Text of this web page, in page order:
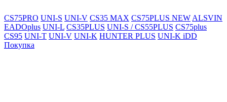
CS75PRO UNI-S UNI-V CS35 MAX CS75PLUS NEW ALSVIN
EADOplus UNI-L CS35PLUS UNI-S / CS55PLUS CS75plus
CS95 UNI-T UNI-V UNI-K HUNTER PLUS UNI-K iDD
Покупка